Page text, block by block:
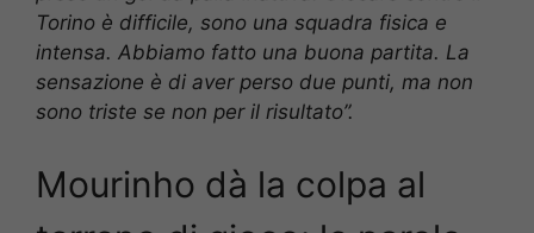
Torino è difficile, sono una squadra fisica e
intensa. Abbiamo fatto una buona partita. La
sensazione è di aver perso due punti, ma non
sono triste se non per il risultato”.
Mourinho dà la colpa al